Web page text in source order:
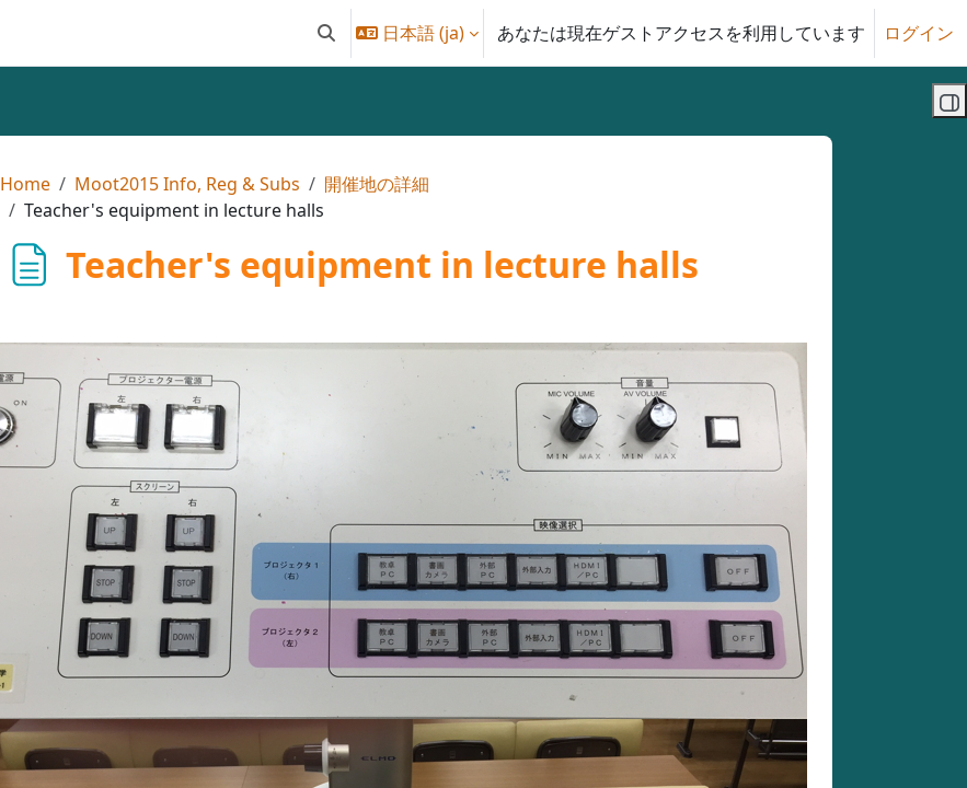
検索入力に切り替える
日本語 ‎(ja)‎ あなたは現在ゲストアクセスを利用しています ログイン
Home Moot2015 Info, Reg & Subs
開催地の詳細
Teacher's equipment in lecture halls
Teacher's equipment in lecture halls